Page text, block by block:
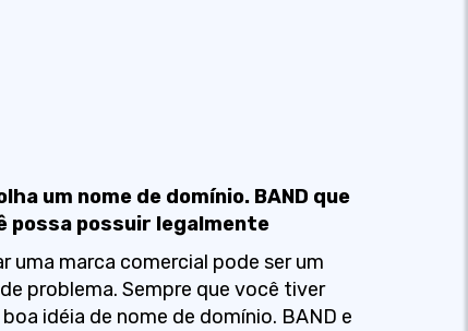
um nome de domínio. BAND que
possa possuir legalmente
uma marca comercial pode ser um
problema. Sempre que você tiver
idéia de nome de domínio. BAND e